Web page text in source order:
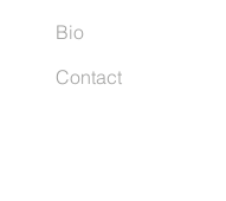
Bio
Contact